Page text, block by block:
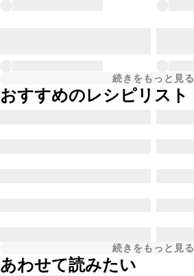
続きをもっと見る
おすすめのレシピリスト
続きをもっと見る
あわせて読みたい